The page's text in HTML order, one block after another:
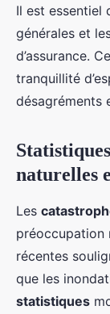
Il est essentiel
générales et
d’assurance.
tranquillité
désagréments
naturelles
Les
préoccupation
récentes
que les
statistiques